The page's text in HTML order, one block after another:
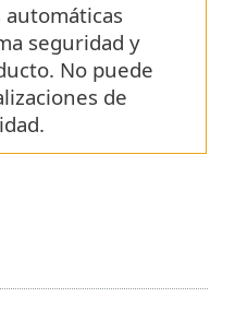
automáticas
seguridad y
No puede
de